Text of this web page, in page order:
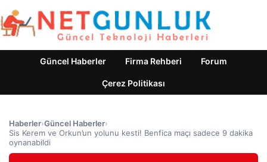
Güncel Haberler Firma Rehberi Forum
Çerez Politikası
Haberler›Güncel Haberler›
Sis Kerem ve Orkun’un yolunu kesti! Benfica maçı sadece 9 dakika
oynanabildi